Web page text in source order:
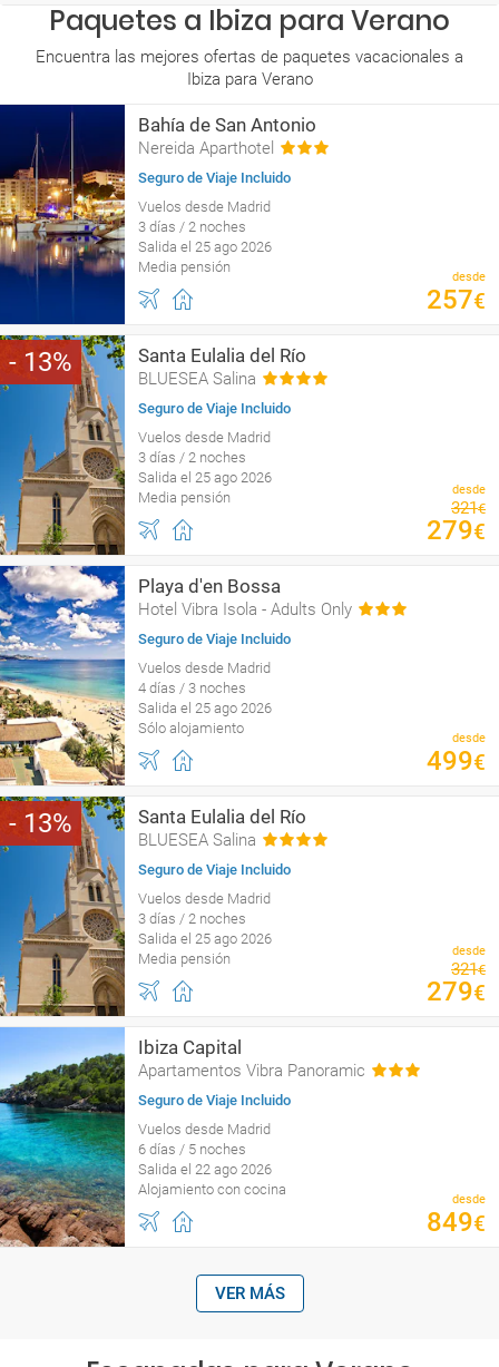
Paquetes a Ibiza para Verano
Encuentra las mejores ofertas de paquetes vacacionales a
Ibiza para Verano
Bahía de San Antonio
Nereida Aparthotel
Seguro de Viaje Incluido
Vuelos desde Madrid
3 días / 2 noches
Salida el 25 ago 2026
Media pensión
desde
257€
13 Santa Eulalia del Río
BLUESEA Salina
Seguro de Viaje Incluido
Vuelos desde Madrid
3 días / 2 noches
Salida el 25 ago 2026
Media pensión
desde
321€
279€
Playa d'en Bossa
Hotel Vibra Isola - Adults Only
Seguro de Viaje Incluido
Vuelos desde Madrid
4 días / 3 noches
Salida el 25 ago 2026
Sólo alojamiento
desde
499€
13 Santa Eulalia del Río
BLUESEA Salina
Seguro de Viaje Incluido
Vuelos desde Madrid
3 días / 2 noches
Salida el 25 ago 2026
Media pensión
desde
321€
279€
Ibiza Capital
Apartamentos Vibra Panoramic
Seguro de Viaje Incluido
Vuelos desde Madrid
6 días / 5 noches
Salida el 22 ago 2026
Alojamiento con cocina
desde
849€
VER MÁS